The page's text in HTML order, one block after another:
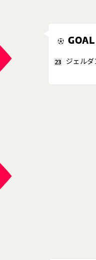
GOAL
23 ジェル